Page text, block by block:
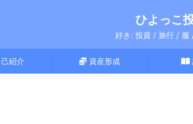
ひよっこ
好き: 投資 / 旅行 / 服
紹介 資産形成